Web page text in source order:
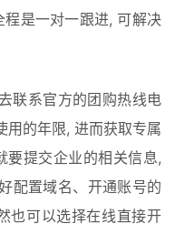
是一对一跟进, 可解决
联系官方的团购热线电
用的年限, 进而获取专属
要提交企业的相关信息,
配置域名、开通账号的
也可以选择在线直接开